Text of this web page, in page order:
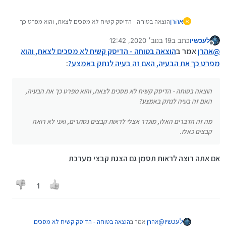
א אהרןהוצאה בטוחה - הדיסק קשיח לא מסכים לצאת, והוא מפרט כך
מנותק
לעכשיוכתב ב19 בנוב׳ 2020, 12:42
נערך לאחרונה על ידי
@אהרןאמר בהוצאה בטוחה - הדיסק קשיח לא מסכים לצאת, והוא
מפרט כך את הבעיה, האם זה בעיה לנתק באמצע?:
הוצאה בטוחה - הדיסק קשיח לא מסכים לצאת, והוא מפרט כך את הבעיה,
האם זה בעיה לנתק באמצע?
מה זה הדברים האלו, מוגדר אצלי לראות קבצים נסתרים, ואני לא רואה
קבצים כאלו.
אם אתה רוצה לראות תסמן גם הצגת קבצי מערכת
1
לעכשיו@אהרןאמר בהוצאה בטוחה - הדיסק קשיח לא מסכים